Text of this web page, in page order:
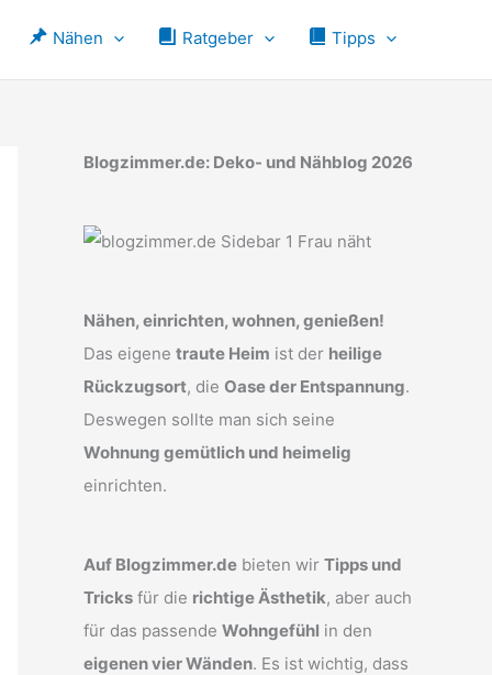
Nähen Ratgeber Tipps
Blogzimmer.de: Deko- und Nähblog 2026
Nähen, einrichten, wohnen, genießen!
Das eigene traute Heim ist der heilige
Rückzugsort, die Oase der Entspannung.
Deswegen sollte man sich seine
Wohnung gemütlich und heimelig
einrichten.
Auf Blogzimmer.de bieten wir Tipps und
Tricks für die richtige Ästhetik, aber auch
für das passende Wohngefühl in den
eigenen vier Wänden. Es ist wichtig, dass